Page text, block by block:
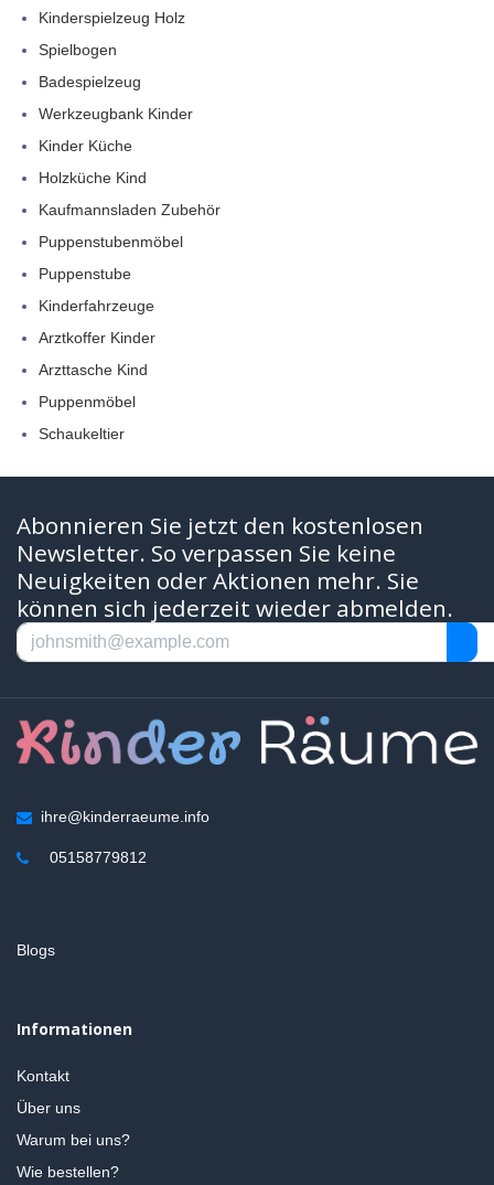
Kinderspielzeug Holz
Spielbogen
Badespielzeug
Werkzeugbank Kinder
Kinder Küche
Holzküche Kind
Kaufmannsladen Zubehör
Puppenstubenmöbel
Puppenstube
Kinderfahrzeuge
Arztkoffer Kinder
Arzttasche Kind
Puppenmöbel
Schaukeltier
Abonnieren Sie jetzt den kostenlosen
Newsletter. So verpassen Sie keine
Neuigkeiten oder Aktionen mehr. Sie
können sich jederzeit wieder abmelden.
ihre@kinderraeume.info
05158779812
Blogs
Informationen
Kontakt
Über uns
Warum bei uns?
Wie bestellen?